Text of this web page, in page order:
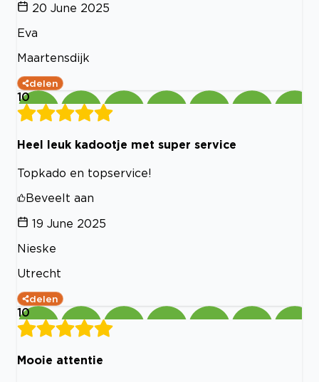
20 June 2025
Eva
Maartensdijk
delen
10
Heel leuk kadootje met super service
Topkado en topservice!
Beveelt aan
19 June 2025
Nieske
Utrecht
delen
10
Mooie attentie